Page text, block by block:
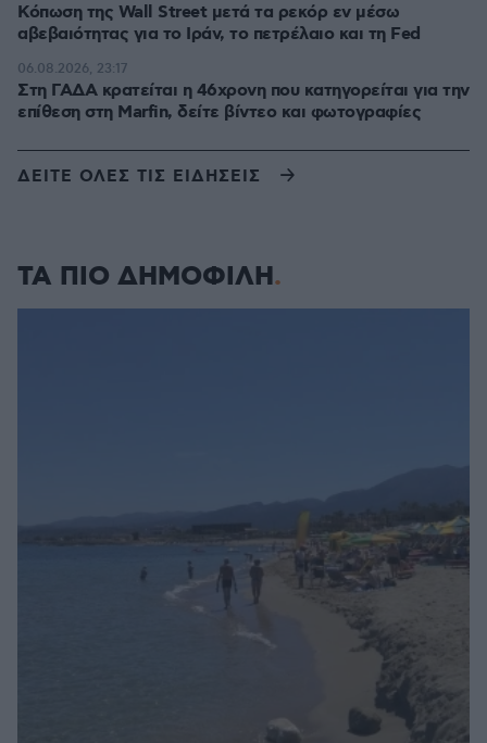
Κόπωση της Wall Street μετά τα ρεκόρ εν μέσω
αβεβαιότητας για το Ιράν, το πετρέλαιο και τη Fed
Στη ΓΑΔΑ κρατείται η 46χρονη που κατηγορείται για την
επίθεση στη Marfin, δείτε βίντεο και φωτογραφίες
06.08.2026, 23:17
ΔΕΙΤΕ ΟΛΕΣ ΤΙΣ ΕΙΔΗΣΕΙΣ
ΤΑ ΠΙΟ ΔΗΜΟΦΙΛΗ